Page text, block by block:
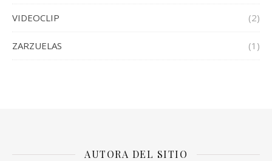
VIDEOCLIP (2)
ZARZUELAS (1)
AUTORA DEL SITIO